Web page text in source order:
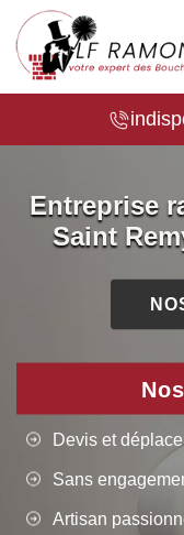
Entreprise
Saint
Devis et
Sans
Artisan